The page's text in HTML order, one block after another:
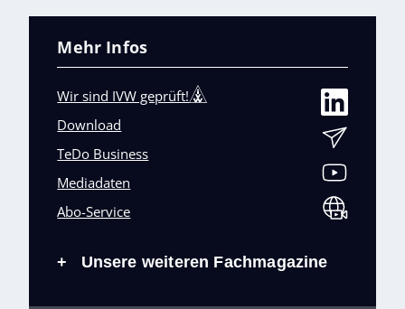
Mehr Infos
Wir sind IVW geprüft!
Download
TeDo Business
Mediadaten
Abo-Service
+ Unsere weiteren Fachmagazine